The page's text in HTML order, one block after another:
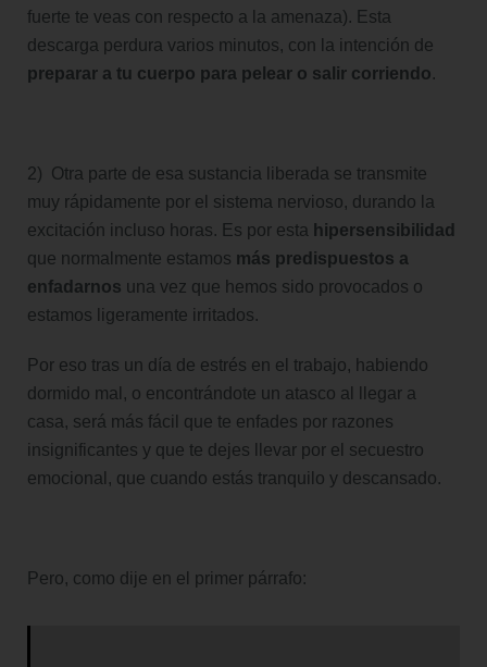
fuerte te veas con respecto a la amenaza). Esta
descarga perdura varios minutos, con la intención de
preparar a tu cuerpo para pelear o salir corriendo.
2) Otra parte de esa sustancia liberada se transmite
muy rápidamente por el sistema nervioso, durando la
excitación incluso horas. Es por esta hipersensibilidad
que normalmente estamos más predispuestos a
enfadarnos una vez que hemos sido provocados o
estamos ligeramente irritados.
Por eso tras un día de estrés en el trabajo, habiendo
dormido mal, o encontrándote un atasco al llegar a
casa, será más fácil que te enfades por razones
insignificantes y que te dejes llevar por el secuestro
emocional, que cuando estás tranquilo y descansado.
Pero, como dije en el primer párrafo: